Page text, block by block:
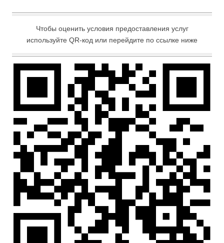
Чтобы оценить условия предоставления услуг
используйте QR-код или перейдите по ссылке ниже